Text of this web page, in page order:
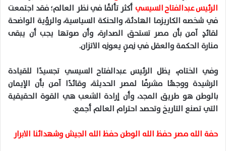
الرئيس عبدالفتاح السيسي أكثر تألقًا في نظر العالم؛ فقد اجتمعت
في شخصه الكاريزما الهادئة، والحنكة السياسية، والرؤية الواضحة
لقائدٍ آمن بأن مصر تستحق الصدارة، وأن صوتها يجب أن يبقى
منارة الحكمة والعقل في زمنٍ يعوزه الاتزان.
وفي الختام، يظل الرئيس عبدالفتاح السيسي تجسيدًا للقيادة
الرشيدة ووجهًا مشرفًا لمصر الحديثة، وقائدًا آمن بأن الإيمان
بالوطن هو طريق المجد، وأن إرادة الشعب هي القوة الحقيقية
التي تصنع التاريخ وتحصد احترام العالم أجمع.
حفة الله مصر حفظ الله الوطن حفظ الله الجيش وشهدائنا الابرار